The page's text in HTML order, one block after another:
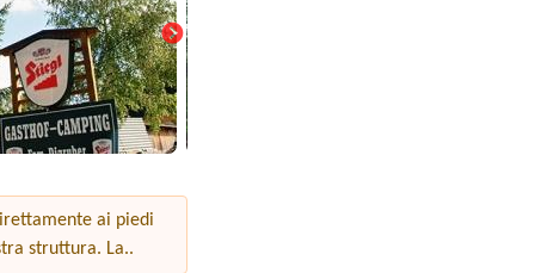
ai piedi
struttura. La..